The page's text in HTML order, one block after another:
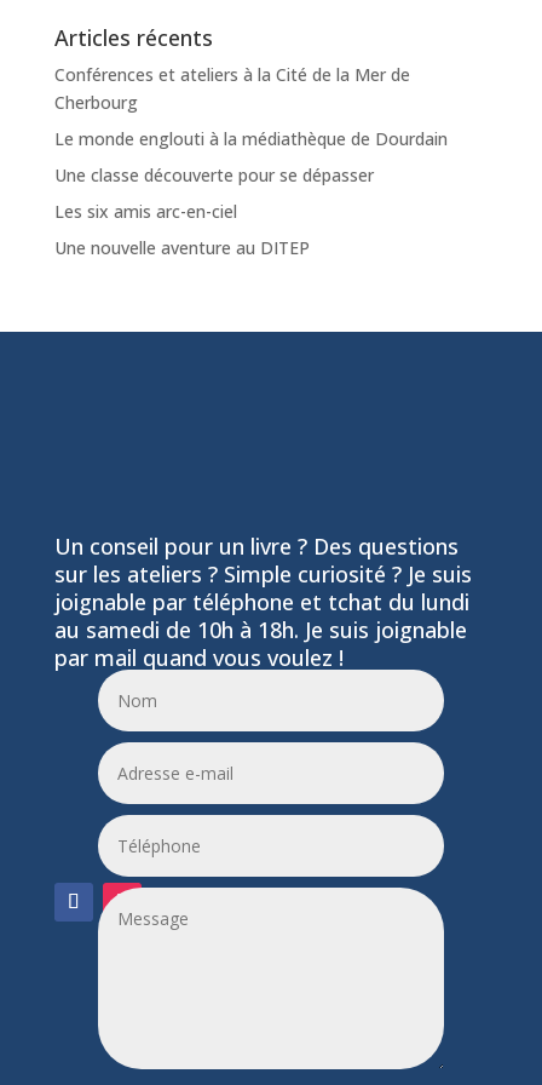
Articles récents
Conférences et ateliers à la Cité de la Mer de
Cherbourg
Le monde englouti à la médiathèque de Dourdain
Une classe découverte pour se dépasser
Les six amis arc-en-ciel
Une nouvelle aventure au DITEP
Un conseil pour un livre ? Des questions
sur les ateliers ? Simple curiosité ? Je suis
joignable par téléphone et tchat du lundi
au samedi de 10h à 18h. Je suis joignable
par mail quand vous voulez !
06 24 55 86 51
leptitfilaplumes@etik.com